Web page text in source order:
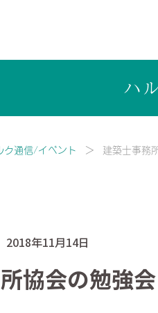
ハ
通信/イベント 建築士事務
2018年11月14日
協会の勉強